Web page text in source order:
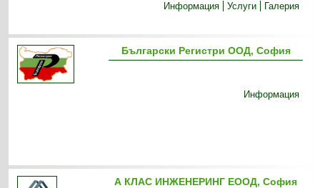
Информация
Услуги Галерия
Български Регистри ООД, София
Информация
А КЛАС ИНЖЕНЕРИНГ ЕООД, София